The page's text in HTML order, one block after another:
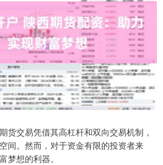
货交易凭借其高杠杆和双向交易机制，
间。然而，对于资金有限的投资者来
梦想的利器。